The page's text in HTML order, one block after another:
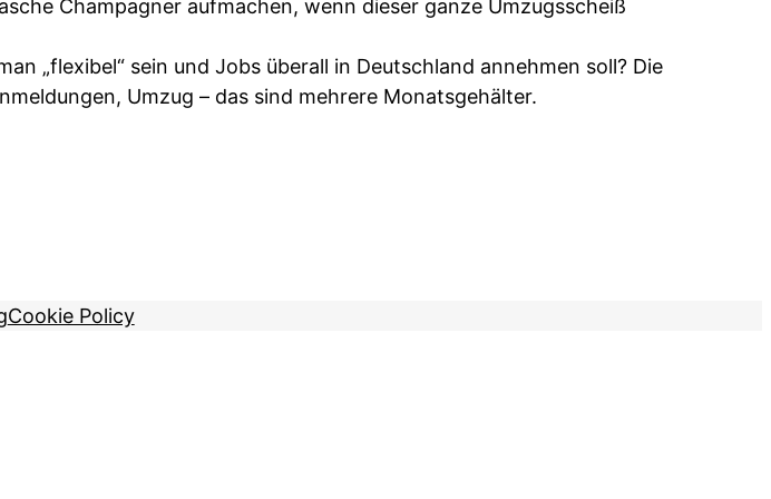
Champagner aufmachen, wenn dieser ganze Umzugsscheiß
„flexibel“ sein und Jobs überall in Deutschland annehmen soll? Die
Umzug – das sind mehrere Monatsgehälter.
Cookie Policy